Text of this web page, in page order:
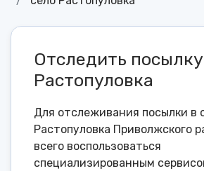
Отследить
Растопуловка
Для отслеживания посылки в
Растопуловка Приволжского
всего воспользоваться
специализированным